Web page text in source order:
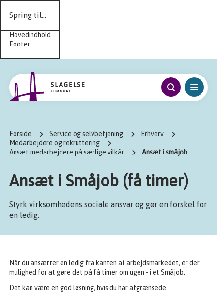
Spring til...
Hovedindhold
Footer
Forside Service og selvbetjening
Erhverv
Medarbejdere og rekruttering
Ansæt medarbejdere på særlige vilkår
Ansæt i småjob
Ansæt i Småjob (få timer)
Styrk virksomhedens sociale ansvar og gør en forskel for
en ledig.
Når du ansætter en ledig fra kanten af arbejdsmarkedet, er der
mulighed for at gøre det på få timer om ugen - i et Småjob.
Det kan være en god løsning, hvis du har afgrænsede